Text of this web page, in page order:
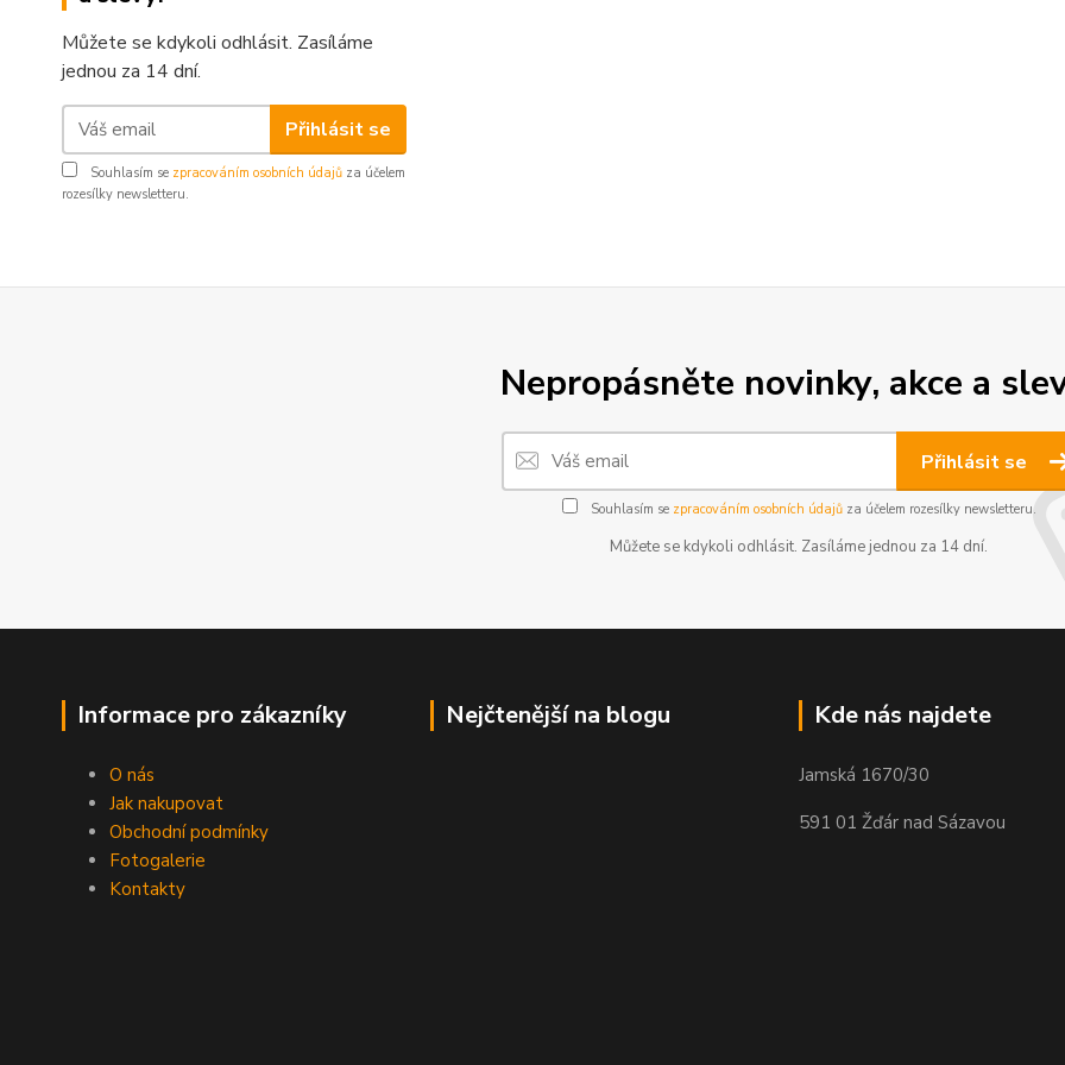
Můžete se kdykoli odhlásit. Zasíláme
jednou za 14 dní.
Přihlásit se
Souhlasím se zpracováním osobních údajů za účelem
rozesílky newsletteru.
Nepropásněte novinky, akce a
Přihlásit se
Souhlasím se zpracováním osobních údajůza účelem rozesílky newsletteru.
Můžete se kdykoli odhlásit. Zasíláme jednou za 14 dní.
Informace pro zákazníky
O nás
Jak nakupovat
Obchodní podmínky
Fotogalerie
Kontakty
Nejčtenější na blogu Kde nás najdete
Jamská 1670/30
591 01 Žďár nad Sázavou